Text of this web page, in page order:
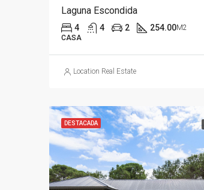
Laguna Escondida
4 4 2 254.00M2
CASA
Location Real Estate
DESTACADA